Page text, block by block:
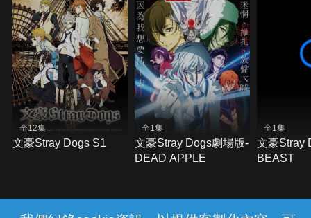
全12集
文豪Stray Dogs S1
全1集
文豪Stray Dogs劇場版-
DEAD APPLE
全1集
文豪Stray
BEAST